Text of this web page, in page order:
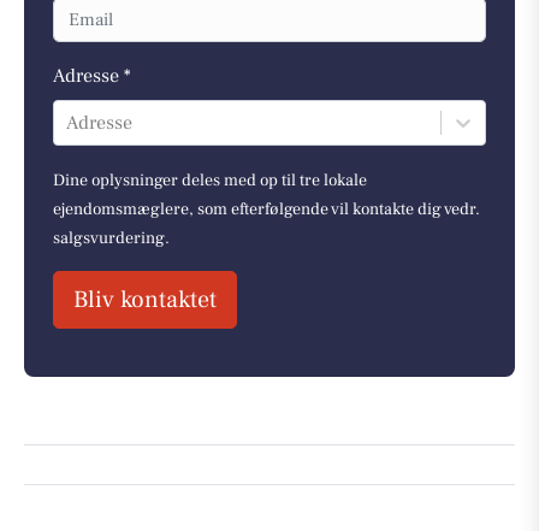
Adresse *
Adresse
Dine oplysninger deles med op til tre lokale
ejendomsmæglere, som efterfølgende vil kontakte dig vedr.
salgsvurdering.
Bliv kontaktet